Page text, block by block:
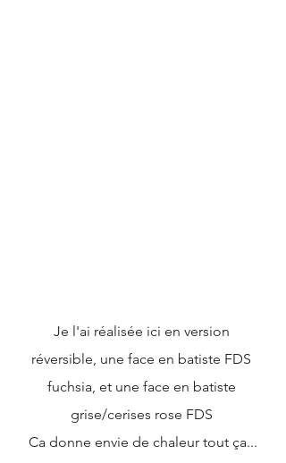
Je l'ai réalisée ici en version
réversible, une face en batiste FDS
fuchsia, et une face en batiste
grise/cerises rose FDS
Ca donne envie de chaleur tout ça...